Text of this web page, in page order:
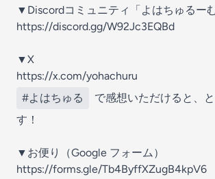
▼Discordコミュニティ「よはちゅるーむ
⁠⁠⁠⁠⁠⁠⁠⁠⁠⁠⁠⁠⁠⁠⁠⁠⁠⁠⁠⁠⁠⁠⁠⁠⁠⁠⁠⁠⁠⁠⁠⁠https://discord.gg/W92Jc3EQBd⁠⁠⁠⁠⁠⁠⁠⁠⁠⁠⁠⁠⁠⁠⁠⁠⁠⁠⁠⁠⁠⁠⁠⁠⁠⁠⁠⁠⁠⁠⁠
▼X
⁠⁠⁠⁠⁠⁠⁠⁠⁠⁠⁠⁠⁠⁠⁠⁠⁠⁠⁠⁠⁠⁠⁠⁠⁠⁠⁠⁠⁠⁠⁠⁠https://x.com/yohachuru⁠⁠⁠⁠⁠⁠⁠⁠⁠⁠⁠⁠⁠⁠⁠⁠⁠⁠⁠⁠⁠⁠⁠⁠⁠⁠⁠⁠⁠⁠⁠⁠
#よはちゅる
で感想いただけると、
す！
▼お便り（Google フォーム）
⁠⁠⁠⁠⁠⁠⁠⁠⁠⁠⁠⁠⁠⁠⁠⁠⁠⁠⁠⁠⁠⁠⁠⁠⁠⁠⁠⁠⁠⁠⁠⁠https://forms.gle/Tb4ByffXZugB4kpV6⁠⁠⁠⁠⁠⁠⁠⁠⁠⁠⁠⁠⁠⁠⁠⁠⁠⁠⁠⁠⁠⁠⁠⁠⁠⁠⁠⁠⁠⁠⁠⁠